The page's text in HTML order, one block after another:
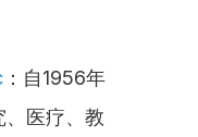
：自1956年
、医疗、教